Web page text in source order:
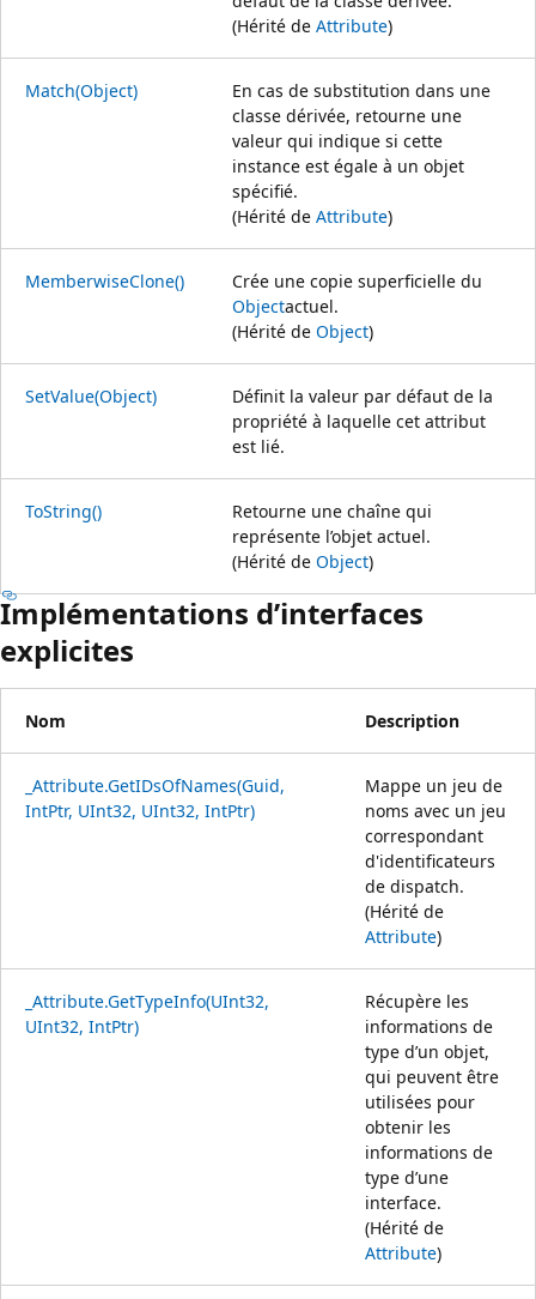
(Hérité de Attribute)
Match(Object)
En cas de substitution dans une
classe dérivée, retourne une
valeur qui indique si cette
instance est égale à un objet
spécifié.
(Hérité de Attribute)
MemberwiseClone()
Crée une copie superficielle du
Objectactuel.
(Hérité de Object)
SetValue(Object)
Définit la valeur par défaut de la
propriété à laquelle cet attribut
est lié.
ToString()
Retourne une chaîne qui
représente l’objet actuel.
(Hérité de Object)
Implémentations d’interfaces
explicites
Nom Description
_Attribute.GetIDsOfNames(Guid,
IntPtr, UInt32, UInt32, IntPtr)
Mappe un jeu de
noms avec un jeu
correspondant
d'identificateurs
de dispatch.
(Hérité de
Attribute)
_Attribute.GetTypeInfo(UInt32,
UInt32, IntPtr)
Récupère les
informations de
type d’un objet,
qui peuvent être
utilisées pour
obtenir les
informations de
type d’une
interface.
(Hérité de
Attribute)